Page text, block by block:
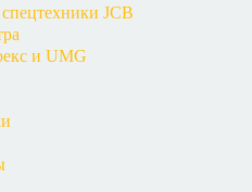
JCB
и UMG